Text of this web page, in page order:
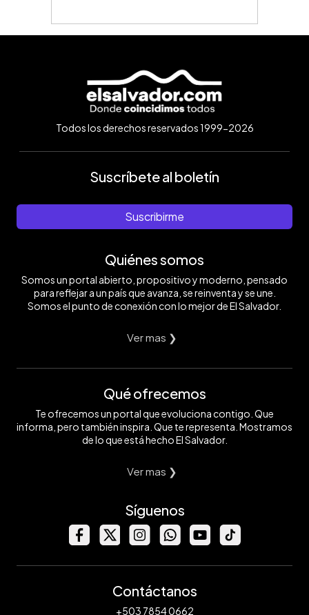
Todos los derechos reservados 1999-2026
Suscríbete al boletín
Suscribirme
Quiénes somos
Somos un portal abierto, propositivo y moderno, pensado
para reflejar a un país que avanza, se reinventa y se une.
Somos el punto de conexión con lo mejor de El Salvador.
Ver mas ❯
Qué ofrecemos
Te ofrecemos un portal que evoluciona contigo. Que
informa, pero también inspira. Que te representa. Mostramos
de lo que está hecho El Salvador.
Ver mas ❯
Síguenos
Contáctanos
+503 7854 0662